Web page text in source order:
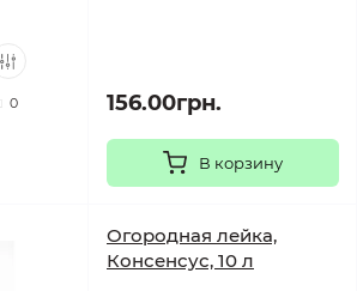
0 156.00грн.
В корзину
Огородная лейка,
Консенсус, 10 л